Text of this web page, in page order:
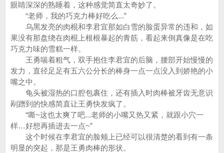
眼睛深深的熟睡着，这种感觉简直太奇妙了。
“老师，我的巧克力棒好吃么...”
乌黑发亮的肉棍和李君宜那如白雪的脸蛋异常的违和，如
果没有那盘绕在肉棍上根根暴起的青筋，看起来倒真像是在吃
巧克力味的雪糕一样。
王勇喘着粗气，双手抱住李君宜的后脑，腰部开始慢慢的
发力，直径足足有五六公分长的棒身一点一点没入到娇艳的小
嘴之中。
龟头被湿热的口腔包裹住，还有插入时肉棒被牙齿无意识
剐蹭到的快感简直让王勇快发疯了。
“嘶~这也太爽了吧...老师的小嘴又热又紧，就跟小穴一
样…好想再插进去一点~”
这个时候在李君宜的脸颊上已经可以很清楚的看到有一条
明显的突起，那是王勇肉棒的形状。